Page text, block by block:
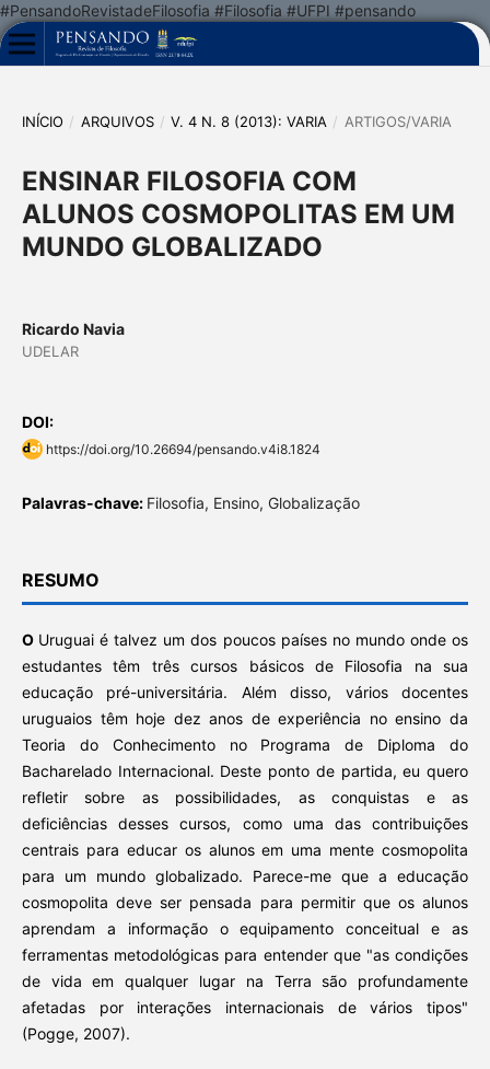
#PensandoRevistadeFilosofia #Filosofia #UFPI #pensando
INÍCIO / ARQUIVOS / V. 4 N. 8 (2013): VARIA / ARTIGOS/VARIA
ENSINAR FILOSOFIA COM
ALUNOS COSMOPOLITAS EM UM
MUNDO GLOBALIZADO
Ricardo Navia
UDELAR
DOI:
https://doi.org/10.26694/pensando.v4i8.1824
Palavras-chave: Filosofia, Ensino, Globalização
RESUMO
O Uruguai é talvez um dos poucos países no mundo onde os
estudantes têm três cursos básicos de Filosofia na sua
educação pré-universitária. Além disso, vários docentes
uruguaios têm hoje dez anos de experiência no ensino da
Teoria do Conhecimento no Programa de Diploma do
Bacharelado Internacional. Deste ponto de partida, eu quero
refletir sobre as possibilidades, as conquistas e as
deficiências desses cursos, como uma das contribuições
centrais para educar os alunos em uma mente cosmopolita
para um mundo globalizado. Parece-me que a educação
cosmopolita deve ser pensada para permitir que os alunos
aprendam a informação o equipamento conceitual e as
ferramentas metodológicas para entender que "as condições
de vida em qualquer lugar na Terra são profundamente
afetadas por interações internacionais de vários tipos"
(Pogge, 2007).